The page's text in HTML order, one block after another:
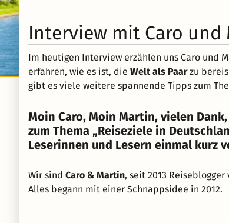
Interview mit Caro
Im heutigen Interview erzählen uns Caro und
erfahren, wie es ist, die Welt als Paarzu
gibt es viele weitere spannende Tipps zum
Moin Caro, Moin Martin, vielen
zum Thema „Reiseziele in
Leserinnen und Lesern einmal kurz
Wir sind Caro & Martin, seit 2013
Alles begann mit einer Schnappsidee in 2012.